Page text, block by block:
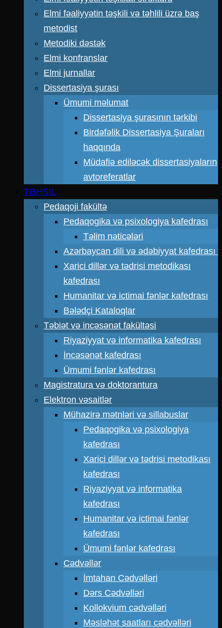
Elmi fəaliyyətin təşkili və təhlili üzrə baş
metodist
Metodiki dəstək
Elmi konfranslar
Elmi jurnallar
Dissertasiya şurası
Ümumi məlumat
Dissertasiya şurasının tərkibi
Birdəfəlik Dissertasiya Şuraları
haqqında
Müdafiə ediləcək dissertasiyaların
avtoreferatlar
TƏHSİL
Pedaqoji fakültə
Pedaqogika və psixologiya kafedrası
Təlim nəticələri
Azərbaycan dili və ədəbiyyat kafedrası
Xarici dillər və tədrisi metodikası
kafedrası
Humanitar və ictimai fənlər kafedrası
Bələdçi Kataloqlar
Təbiət və incəsənət fakültəsi
Riyaziyyat və informatika kafedrası
İncəsənət kafedrası
Ümumi fənlər kafedrası
Magistratura və doktorantura
Elektron vəsaitlər
Mühazirə mətnləri və sillabuslar
Pedaqogika və psixologiya
kafedrası
Xarici dillər və tədrisi metodikası
kafedrası
Riyaziyyat və informatika
kafedrası
Humanitar və ictimai fənlər
kafedrası
Ümumi fənlər kafedrası
Cədvəllər
İmtahan Cədvəlləri
Dərs Cədvəlləri
Kollokvium cədvəlləri
Məsləhət saatları cədvəlləri